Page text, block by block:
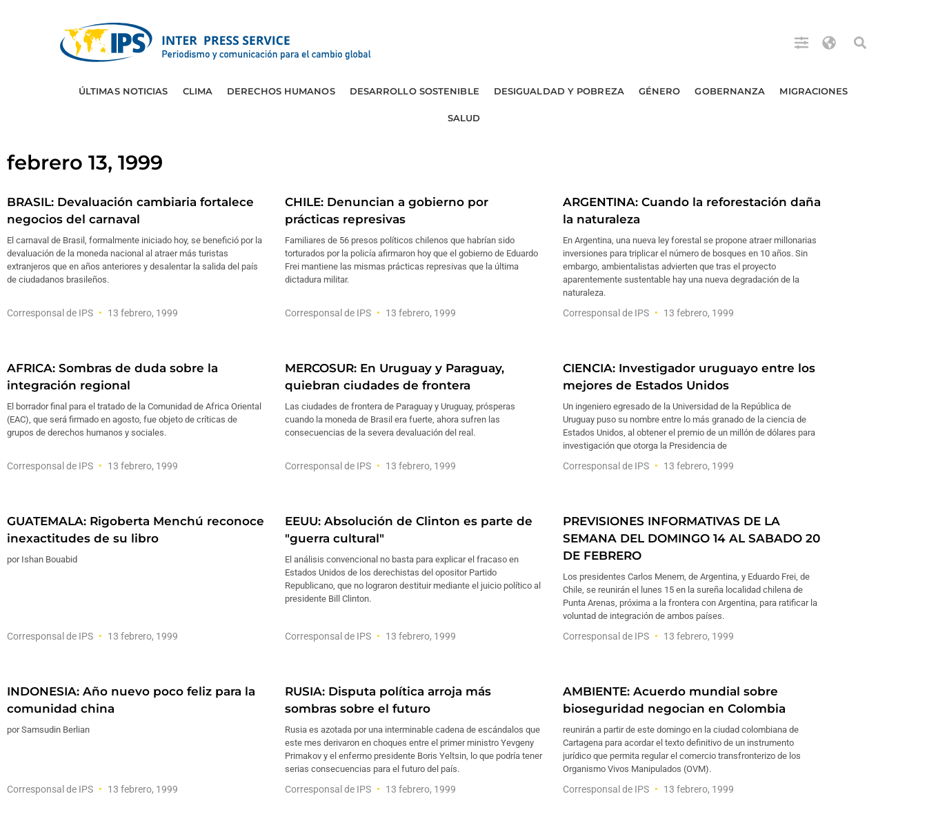
ÚLTIMAS NOTICIAS CLIMA DERECHOS HUMANOS DESARROLLO SOSTENIBLE DESIGUALDAD Y POBREZA GÉNERO GOBERNANZA MIGRACIONES
SALUD
febrero 13, 1999
BRASIL: Devaluación cambiaria fortalece
negocios del carnaval
El carnaval de Brasil, formalmente iniciado hoy, se benefició por la
devaluación de la moneda nacional al atraer más turistas
extranjeros que en años anteriores y desalentar la salida del país
de ciudadanos brasileños.
Corresponsal de IPS 13 febrero, 1999
CHILE: Denuncian a gobierno por
prácticas represivas
Familiares de 56 presos políticos chilenos que habrían sido
torturados por la policía afirmaron hoy que el gobierno de Eduardo
Frei mantiene las mismas prácticas represivas que la última
dictadura militar.
Corresponsal de IPS 13 febrero, 1999
ARGENTINA: Cuando la reforestación daña
la naturaleza
En Argentina, una nueva ley forestal se propone atraer millonarias
inversiones para triplicar el número de bosques en 10 años. Sin
embargo, ambientalistas advierten que tras el proyecto
aparentemente sustentable hay una nueva degradación de la
naturaleza.
Corresponsal de IPS 13 febrero, 1999
AFRICA: Sombras de duda sobre la
integración regional
El borrador final para el tratado de la Comunidad de Africa Oriental
(EAC), que será firmado en agosto, fue objeto de críticas de
grupos de derechos humanos y sociales.
Corresponsal de IPS 13 febrero, 1999
MERCOSUR: En Uruguay y Paraguay,
quiebran ciudades de frontera
Las ciudades de frontera de Paraguay y Uruguay, prósperas
cuando la moneda de Brasil era fuerte, ahora sufren las
consecuencias de la severa devaluación del real.
Corresponsal de IPS 13 febrero, 1999
CIENCIA: Investigador uruguayo entre los
mejores de Estados Unidos
Un ingeniero egresado de la Universidad de la República de
Uruguay puso su nombre entre lo más granado de la ciencia de
Estados Unidos, al obtener el premio de un millón de dólares para
investigación que otorga la Presidencia de
Corresponsal de IPS 13 febrero, 1999
GUATEMALA: Rigoberta Menchú reconoce
inexactitudes de su libro
por Ishan Bouabid
Corresponsal de IPS 13 febrero, 1999
EEUU: Absolución de Clinton es parte de
"guerra cultural"
El análisis convencional no basta para explicar el fracaso en
Estados Unidos de los derechistas del opositor Partido
Republicano, que no lograron destituir mediante el juicio político al
presidente Bill Clinton.
Corresponsal de IPS 13 febrero, 1999
PREVISIONES INFORMATIVAS DE LA
SEMANA DEL DOMINGO 14 AL SABADO 20
DE FEBRERO
Los presidentes Carlos Menem, de Argentina, y Eduardo Frei, de
Chile, se reunirán el lunes 15 en la sureña localidad chilena de
Punta Arenas, próxima a la frontera con Argentina, para ratificar la
voluntad de integración de ambos países.
Corresponsal de IPS 13 febrero, 1999
INDONESIA: Año nuevo poco feliz para la
comunidad china
por Samsudin Berlian
Corresponsal de IPS 13 febrero, 1999
RUSIA: Disputa política arroja más
sombras sobre el futuro
Rusia es azotada por una interminable cadena de escándalos que
este mes derivaron en choques entre el primer ministro Yevgeny
Primakov y el enfermo presidente Boris Yeltsin, lo que podría tener
serias consecuencias para el futuro del país.
Corresponsal de IPS 13 febrero, 1999
AMBIENTE: Acuerdo mundial sobre
bioseguridad negocian en Colombia
reunirán a partir de este domingo en la ciudad colombiana de
Cartagena para acordar el texto definitivo de un instrumento
jurídico que permita regular el comercio transfronterizo de los
Organismo Vivos Manipulados (OVM).
Corresponsal de IPS 13 febrero, 1999